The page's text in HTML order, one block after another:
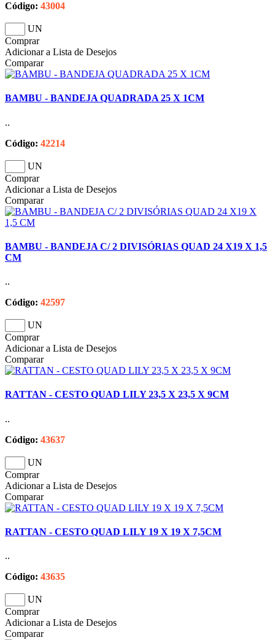
Código: 43004
UN
Comprar
Adicionar a Lista de Desejos
Comparar
BAMBU - BANDEJA QUADRADA 25 X 1CM
..
Código: 42214
UN
Comprar
Adicionar a Lista de Desejos
Comparar
BAMBU - BANDEJA C/ 2 DIVISÓRIAS QUAD 24 X19 X 1,5
CM
..
Código: 42597
UN
Comprar
Adicionar a Lista de Desejos
Comparar
RATTAN - CESTO QUAD LILY 23,5 X 23,5 X 9CM
..
Código: 43637
UN
Comprar
Adicionar a Lista de Desejos
Comparar
RATTAN - CESTO QUAD LILY 19 X 19 X 7,5CM
..
Código: 43635
UN
Comprar
Adicionar a Lista de Desejos
Comparar